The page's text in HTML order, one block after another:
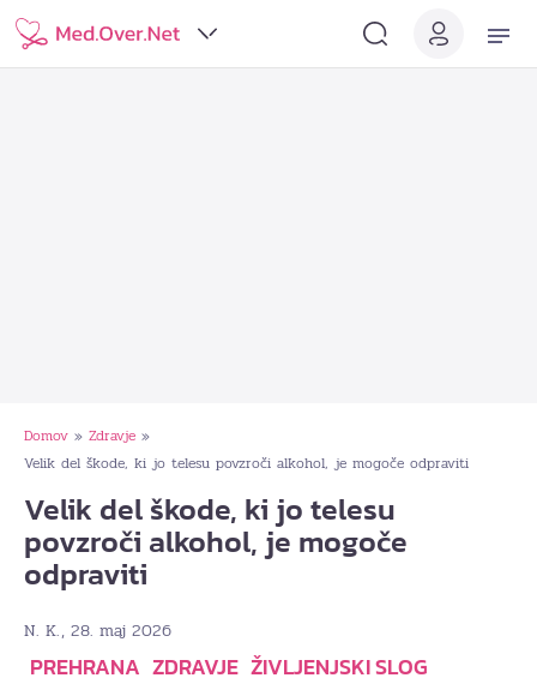
Domov » Zdravje »
Velik del škode, ki jo telesu povzroči alkohol, je mogoče odpraviti
Velik del škode, ki jo telesu
povzroči alkohol, je mogoče
odpraviti
N. K., 28. maj 2026
PREHRANA ZDRAVJE ŽIVLJENJSKI SLOG